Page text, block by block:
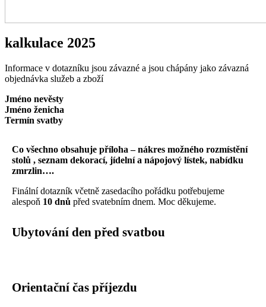
kalkulace 2025
Informace v dotazníku jsou závazné a jsou chápány jako závazná
objednávka služeb a zboží
Jméno nevěsty
Jméno ženicha
Termín svatby
Co všechno obsahuje příloha – nákres možného rozmístění
stolů , seznam dekorací, jídelní a nápojový lístek, nabídku
zmrzlin….
Finální dotazník včetně zasedacího pořádku potřebujeme
alespoň 10 dnů před svatebním dnem. Moc děkujeme.
Ubytování den před svatbou
Orientační čas příjezdu